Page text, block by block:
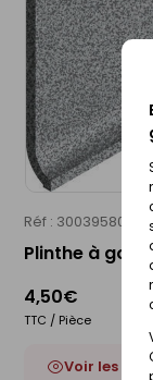
Réf : 30039580
Plinthe à
4,50€
TTC / Pièce
Voir les 3